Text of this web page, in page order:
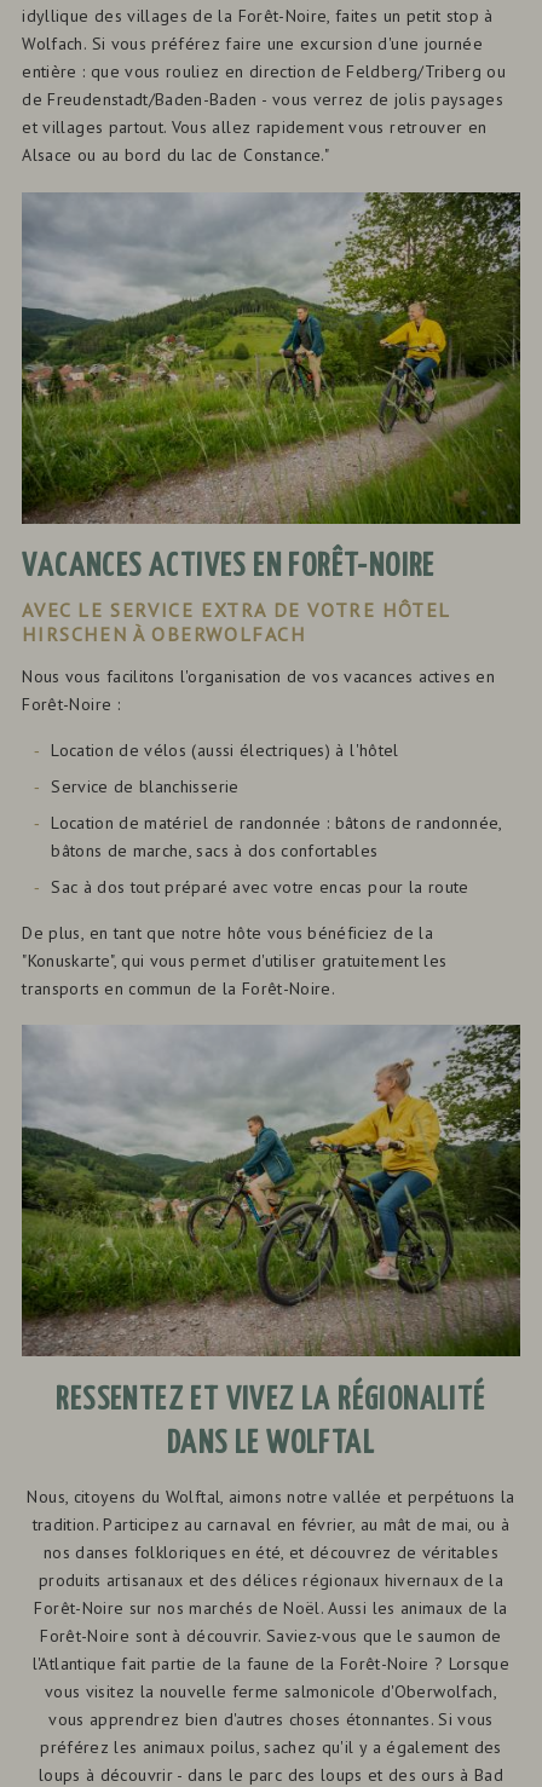
idyllique des villages de la Forêt-Noire, faites un petit stop à
Wolfach. Si vous préférez faire une excursion d'une journée
entière : que vous rouliez en direction de Feldberg/Triberg ou
de Freudenstadt/Baden-Baden - vous verrez de jolis paysages
et villages partout. Vous allez rapidement vous retrouver en
Alsace ou au bord du lac de Constance."
VACANCES ACTIVES EN FORÊT-NOIRE
AVEC LE SERVICE EXTRA DE VOTRE HÔTEL
HIRSCHEN À OBERWOLFACH
Nous vous facilitons l'organisation de vos vacances actives en
Forêt-Noire :
Location de vélos (aussi électriques) à l'hôtel
Service de blanchisserie
Location de matériel de randonnée : bâtons de randonnée,
bâtons de marche, sacs à dos confortables
Sac à dos tout préparé avec votre encas pour la route
De plus, en tant que notre hôte vous bénéficiez de la
"Konuskarte", qui vous permet d'utiliser gratuitement les
transports en commun de la Forêt-Noire.
RESSENTEZ ET VIVEZ LA RÉGIONALITÉ
DANS LE WOLFTAL
Nous, citoyens du Wolftal, aimons notre vallée et perpétuons la
tradition. Participez au carnaval en février, au mât de mai, ou à
nos danses folkloriques en été, et découvrez de véritables
produits artisanaux et des délices régionaux hivernaux de la
Forêt-Noire sur nos marchés de Noël. Aussi les animaux de la
Forêt-Noire sont à découvrir. Saviez-vous que le saumon de
l'Atlantique fait partie de la faune de la Forêt-Noire ? Lorsque
vous visitez la nouvelle ferme salmonicole d'Oberwolfach,
vous apprendrez bien d'autres choses étonnantes. Si vous
préférez les animaux poilus, sachez qu'il y a également des
loups à découvrir - dans le parc des loups et des ours à Bad